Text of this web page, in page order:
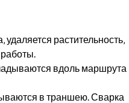
растительность‚
вдоль маршрута
в траншею. Сварка